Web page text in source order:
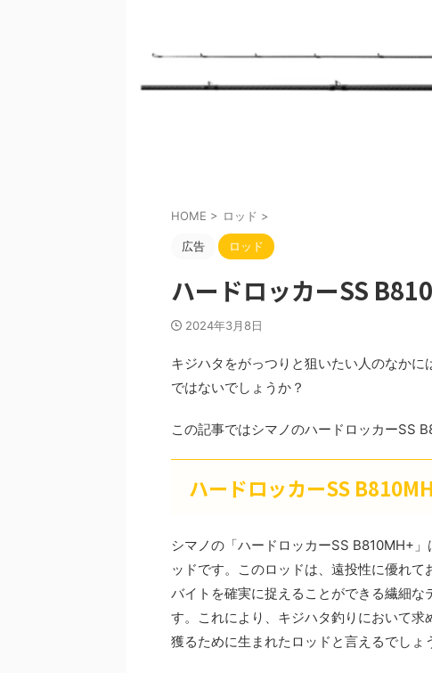
HOME > ロッド >
広告 ロッド
ハードロッカーSS
2024年3月8日
キジハタをがっつりと狙いたい人のなか
ではないでしょうか？
この記事ではシマノのハードロッカーSS
ハードロッカーSS
シマノの「ハードロッカーSS B810MH+
ッドです。このロッドは、遠投性に優れて
バイトを確実に捉えることができる繊細
す。これにより、キジハタ釣りにおいて
獲るために生まれたロッドと言えるでしょ